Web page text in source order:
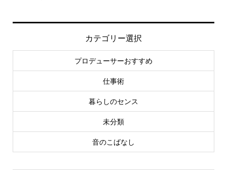
カテゴリー選択
プロデューサーおすすめ
仕事術
暮らしのセンス
未分類
音のこばなし